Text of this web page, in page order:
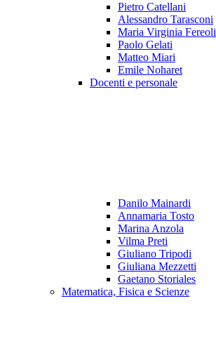
Pietro Catellani
Alessandro Tarasconi
Maria Virginia Fereoli
Paolo Gelati
Matteo Miari
Emile Noharet
Docenti e personale
Danilo Mainardi
Annamaria Tosto
Marina Anzola
Vilma Preti
Giuliano Tripodi
Giuliana Mezzetti
Gaetano Storiales
Matematica, Fisica e Scienze